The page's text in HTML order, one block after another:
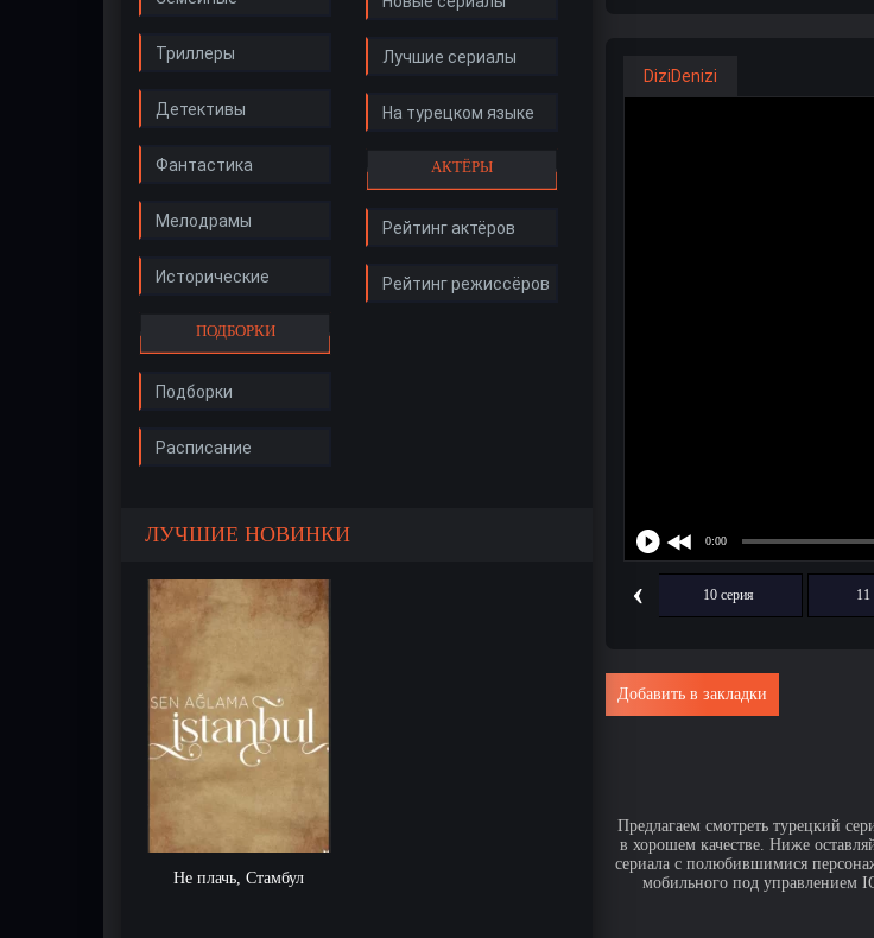
Триллеры
Детективы
Фантастика
Мелодрамы
Исторические
ПОДБОРКИ
Подборки
Расписание
Лучшие сериалы
На турецком языке
АКТЁРЫ
Рейтинг актёров
Рейтинг режиссёров
ЛУЧШИЕ НОВИНКИ
Не плачь, Стамбул
DiziDenizi
‹
6 серия 7 серия 10 серия 11
Добавить в закладки
Предлагаем смотреть турецкий
в хорошем качестве. Ниже
сериала с полюбившимися
мобильного под управлением